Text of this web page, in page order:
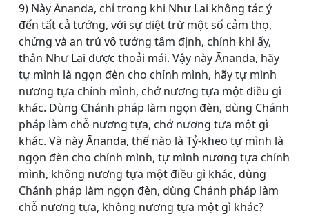
9) Này Ānanda, chỉ trong khi Như Lai không tác ý
đến tất cả tướng, với sự diệt trừ một số cảm thọ,
chứng và an trú vô tướng tâm định, chính khi ấy,
thân Như Lai được thoải mái. Vậy này Ānanda, hãy
tự mình là ngọn đèn cho chính mình, hãy tự mình
nương tựa chính mình, chớ nương tựa một điều gì
khác. Dùng Chánh pháp làm ngọn đèn, dùng Chánh
pháp làm chỗ nương tựa, chớ nương tựa một gì
khác. Và này Ānanda, thế nào là Tỷ-kheo tự mình là
ngọn đèn cho chính mình, tự mình nương tựa chính
mình, không nương tựa một điều gì khác, dùng
Chánh pháp làm ngọn đèn, dùng Chánh pháp làm
chỗ nương tựa, không nương tựa một gì khác?